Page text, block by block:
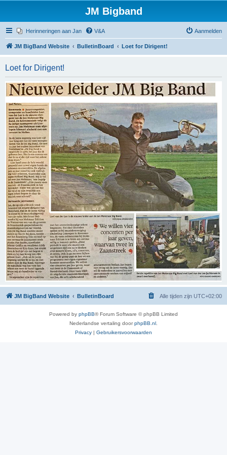
JM Bigband
Herinneringen aan Jan V&A Aanmelden
JM BigBand Website BulletinBoard Loet for Dirigent!
Loet for Dirigent!
JM BigBand Website BulletinBoard Alle tijden zijn UTC+02:00
Powered by phpBB® Forum Software © phpBB Limited
Nederlandse vertaling doorphpBB.nl
Privacy | Gebruikersvoorwaarden